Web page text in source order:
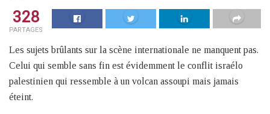
328
PARTAGES
Les sujets brûlants sur la scène internationale ne manquent pas.
Celui qui semble sans fin est évidemment le conflit israélo
palestinien qui ressemble à un volcan assoupi mais jamais
éteint.